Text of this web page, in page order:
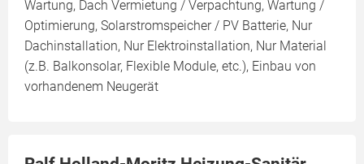
Wartung, Dach Vermietung / Verpachtung, Wartung /
Optimierung, Solarstromspeicher / PV Batterie, Nur
Dachinstallation, Nur Elektroinstallation, Nur Material
(z.B. Balkonsolar, Flexible Module, etc.), Einbau von
vorhandenem Neugerät